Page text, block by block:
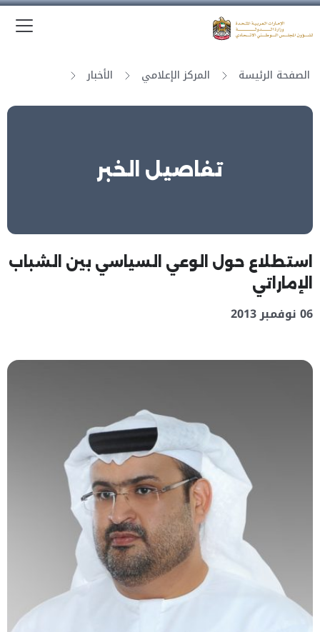
الصفحة الرئيسة المركز الإعلامي الأخبار
تفاصيل الخبر
استطلاع حول الوعي السياسي بين الشباب
الإماراتي
06 نوفمبر 2013